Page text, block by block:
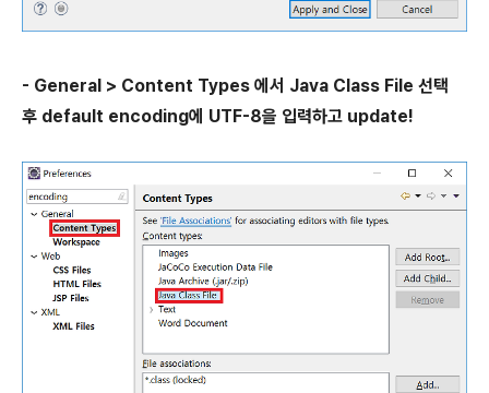
- General > Content Types 에서 Java Class File 선택
후 default encoding에 UTF-8을 입력하고 update!